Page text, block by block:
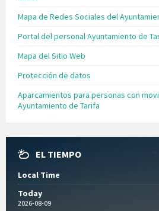
Mapa de Redes Sociales del
Portal del personal Ayuntamiento de
Mapa del Sitio Web
Protección de datos
Aparcamientos para personas con
Ayuntamiento de Tarifa
EL TIEMPO
Local Time
Today
2026-08-09